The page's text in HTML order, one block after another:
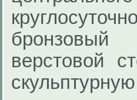
верстовой